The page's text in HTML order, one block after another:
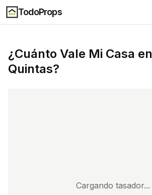
TodoProps
¿Cuánto Vale Mi Casa en
Quintas?
Cargando tasador...